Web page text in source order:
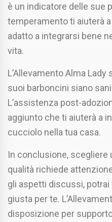
è un indicatore delle sue
temperamento ti aiuterà
adatto a integrarsi bene
vita.
L’Allevamento Alma
suoi barboncini siano
L’assistenza post-
aggiunto che ti aiuterà a
cucciolo nella tua casa.
In conclusione, scegliere
qualità richiede
gli aspetti discussi,
giusta per te.
disposizione per